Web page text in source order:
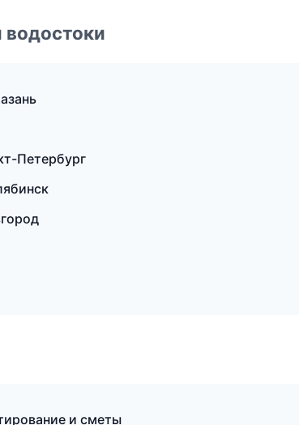
Петербург
и сметы